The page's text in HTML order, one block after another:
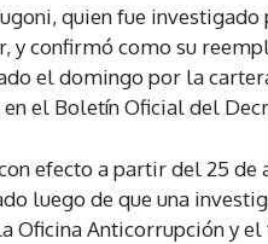
quien fue
y confirmó como su
el domingo por la
el Boletín Oficial del
efecto a partir del 25
luego de que una
Oficina Anticorrupción y